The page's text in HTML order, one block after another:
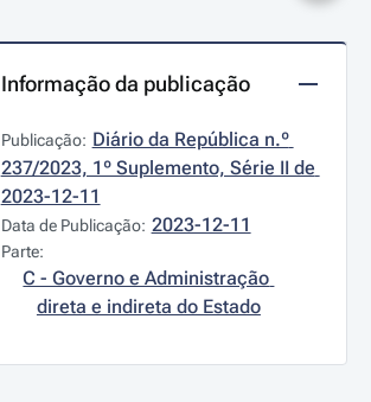
Informação da publicação
Publicação: Diário da República n.º
237/2023, 1º Suplemento, Série II de
2023-12-11
Data de Publicação: 2023-12-11
Parte:
C - Governo e Administração
direta e indireta do Estado